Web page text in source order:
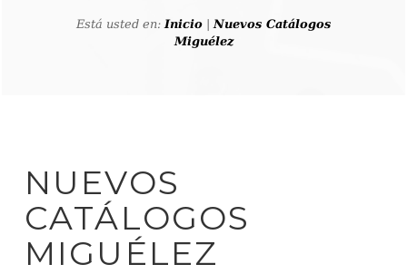
Está usted en:Inicio |Nuevos Catálogos
Miguélez
NUEVOS
CATÁLOGOS
MIGUÉLEZ